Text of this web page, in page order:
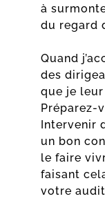
à
du regard
Quand
des
que je leur
Préparez-
Intervenir
un bon
le faire
faisant
votre